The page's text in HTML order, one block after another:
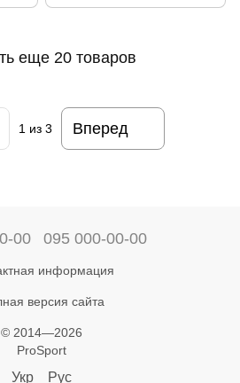
еще 20 товаров
1из 3 Вперед
00 095 000-00-00
информация
версия сайта
© 2014—2026
ProSport
Укр Рус